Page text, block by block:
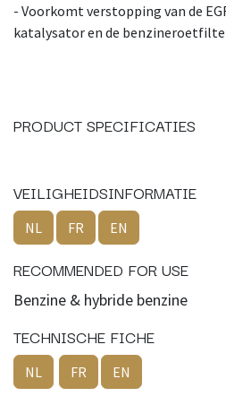
- Voorkomt verstopping van de
katalysator en de
PRODUCT SPECIFICATIES
VEILIGHEIDSINFORMATIE
NL FR EN
RECOMMENDED FOR USE
Benzine & hybride benzine
TECHNISCHE FICHE
NL FR EN